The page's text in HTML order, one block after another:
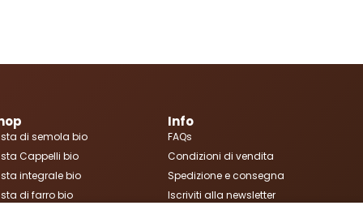
di semola bio
Cappelli bio
integrale bio
di farro bio
Info
FAQs
Condizioni di vendita
Spedizione e consegna
Iscriviti alla newsletter